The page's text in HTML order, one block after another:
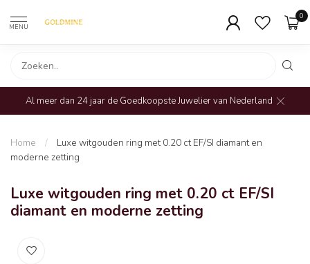
MENU
0
Al meer dan 24 jaar de Goedkoopste Juwelier van Nederland
Home /
Luxe witgouden ring met 0.20 ct EF/SI diamant en
moderne zetting
Luxe witgouden ring met 0.20 ct EF/SI
diamant en moderne zetting